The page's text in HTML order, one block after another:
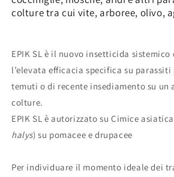
Acetamiprid
cimici
parassiti
di
vite,
arboree,
agrumi
orticole
Acetamiprid
cimici
parassiti
di
arboree,
agrumi
orticole
colture tra cui vite, arboree, olivo,
EPIK SL è il nuovo insetticida
l’elevata efficacia specifica su
temuti o di recente insediamento su un
colture.
EPIK SL è autorizzato su Cimice
halys) su pomacee e drupacee
Per individuare il momento ideale dei